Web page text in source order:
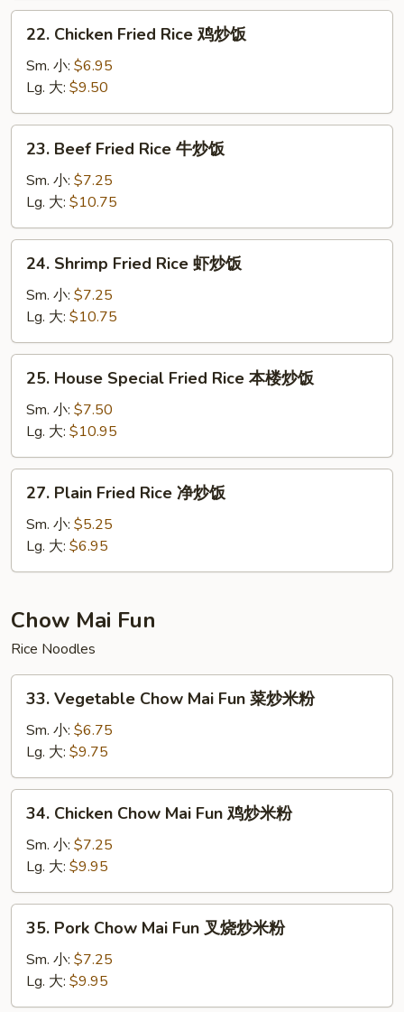
叉
Chicken
Fried
Rice
鸡
炒
22. Chicken Fried Rice 鸡炒饭
Sm. 小: $6.95
Lg. 大: $9.50
Beef
Fried
Rice
牛
炒
23. Beef Fried Rice 牛炒饭
Sm. 小: $7.25
Lg. 大: $10.75
Shrimp
Fried
Rice
虾
炒
24. Shrimp Fried Rice 虾炒饭
Sm. 小: $7.25
Lg. 大: $10.75
House
Special
Fried
Rice
本
25. House Special Fried Rice 本楼炒饭
Sm. 小: $7.50
Lg. 大: $10.95
Plain
Fried
Rice
净
饭
27. Plain Fried Rice 净炒饭
Sm. 小: $5.25
Lg. 大: $6.95
Chow Mai Fun
Rice Noodles
Vegetable
Chow
Mai
Fun
菜
33. Vegetable Chow Mai Fun 菜炒米粉
Sm. 小: $6.75
Lg. 大: $9.75
Chicken
Chow
Mai
Fun
鸡
34. Chicken Chow Mai Fun 鸡炒米粉
Sm. 小: $7.25
Lg. 大: $9.95
Pork
Chow
Mai
Fun
35. Pork Chow Mai Fun 叉烧炒米粉
Sm. 小: $7.25
Lg. 大: $9.95